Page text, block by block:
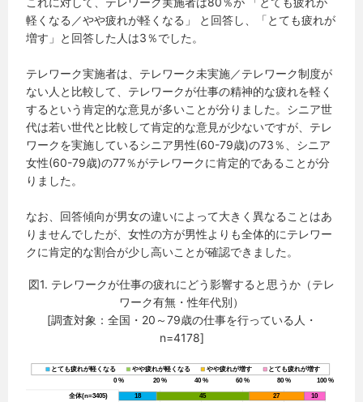
軽くなる／やや疲れが軽くなる」 と回答し、「とても疲れが
増す」と回答した人は3％でした。
テレワーク実施者は、テレワーク未実施／テレワーク制度が
ない人と比較して、テレワークが仕事の精神的な疲れを軽く
するという肯定的な意見が多いことが分りました。シニア世
代は若い世代と比較して肯定的な意見が少ないですが、テレ
ワークを実施しているシニア男性(60-79歳)の73％、シニア
女性(60-79歳)の77％がテレワークに肯定的であることが分
りました。
なお、回答傾向が男女の違いによって大きく異なることはあ
りませんでしたが、女性の方が男性よりも全体的にテレワー
クに肯定的な割合が少し高いことが確認できました。
図1. テレワークが仕事の疲れにどう影響すると思うか（テレ
ワーク有無・性年代別）
[調査対象：全国・20～79歳の仕事を行っている人・
n=4178]